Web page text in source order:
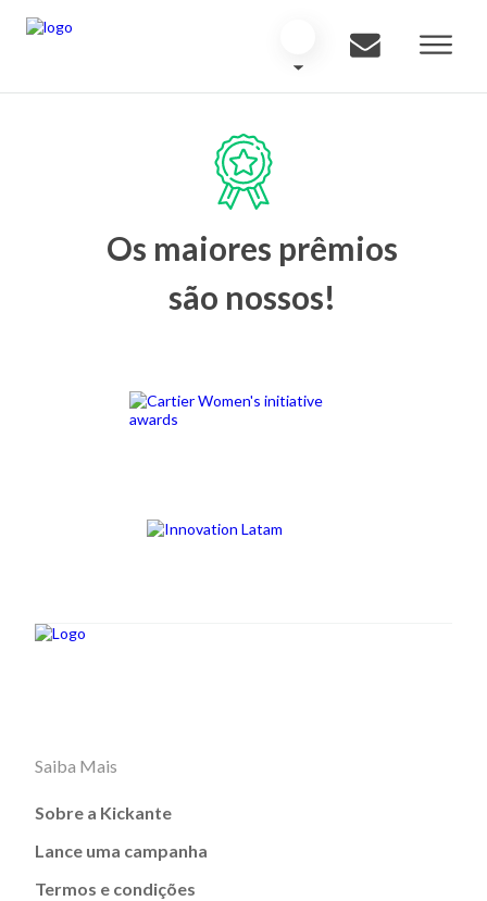
Os maiores prêmios
são nossos!
Saiba Mais
Sobre a Kickante
Lance uma campanha
Termos e condições